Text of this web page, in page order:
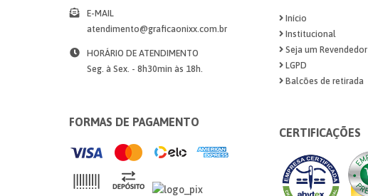
E-MAIL
atendimento@graficaonixx.com.br
HORÁRIO DE ATENDIMENTO
Seg. à Sex. - 8h30min às 18h.
Início
Institucional
Seja um Revendedor
LGPD
Balcões de retirada
FORMAS DE PAGAMENTO
CERTIFICAÇÕES